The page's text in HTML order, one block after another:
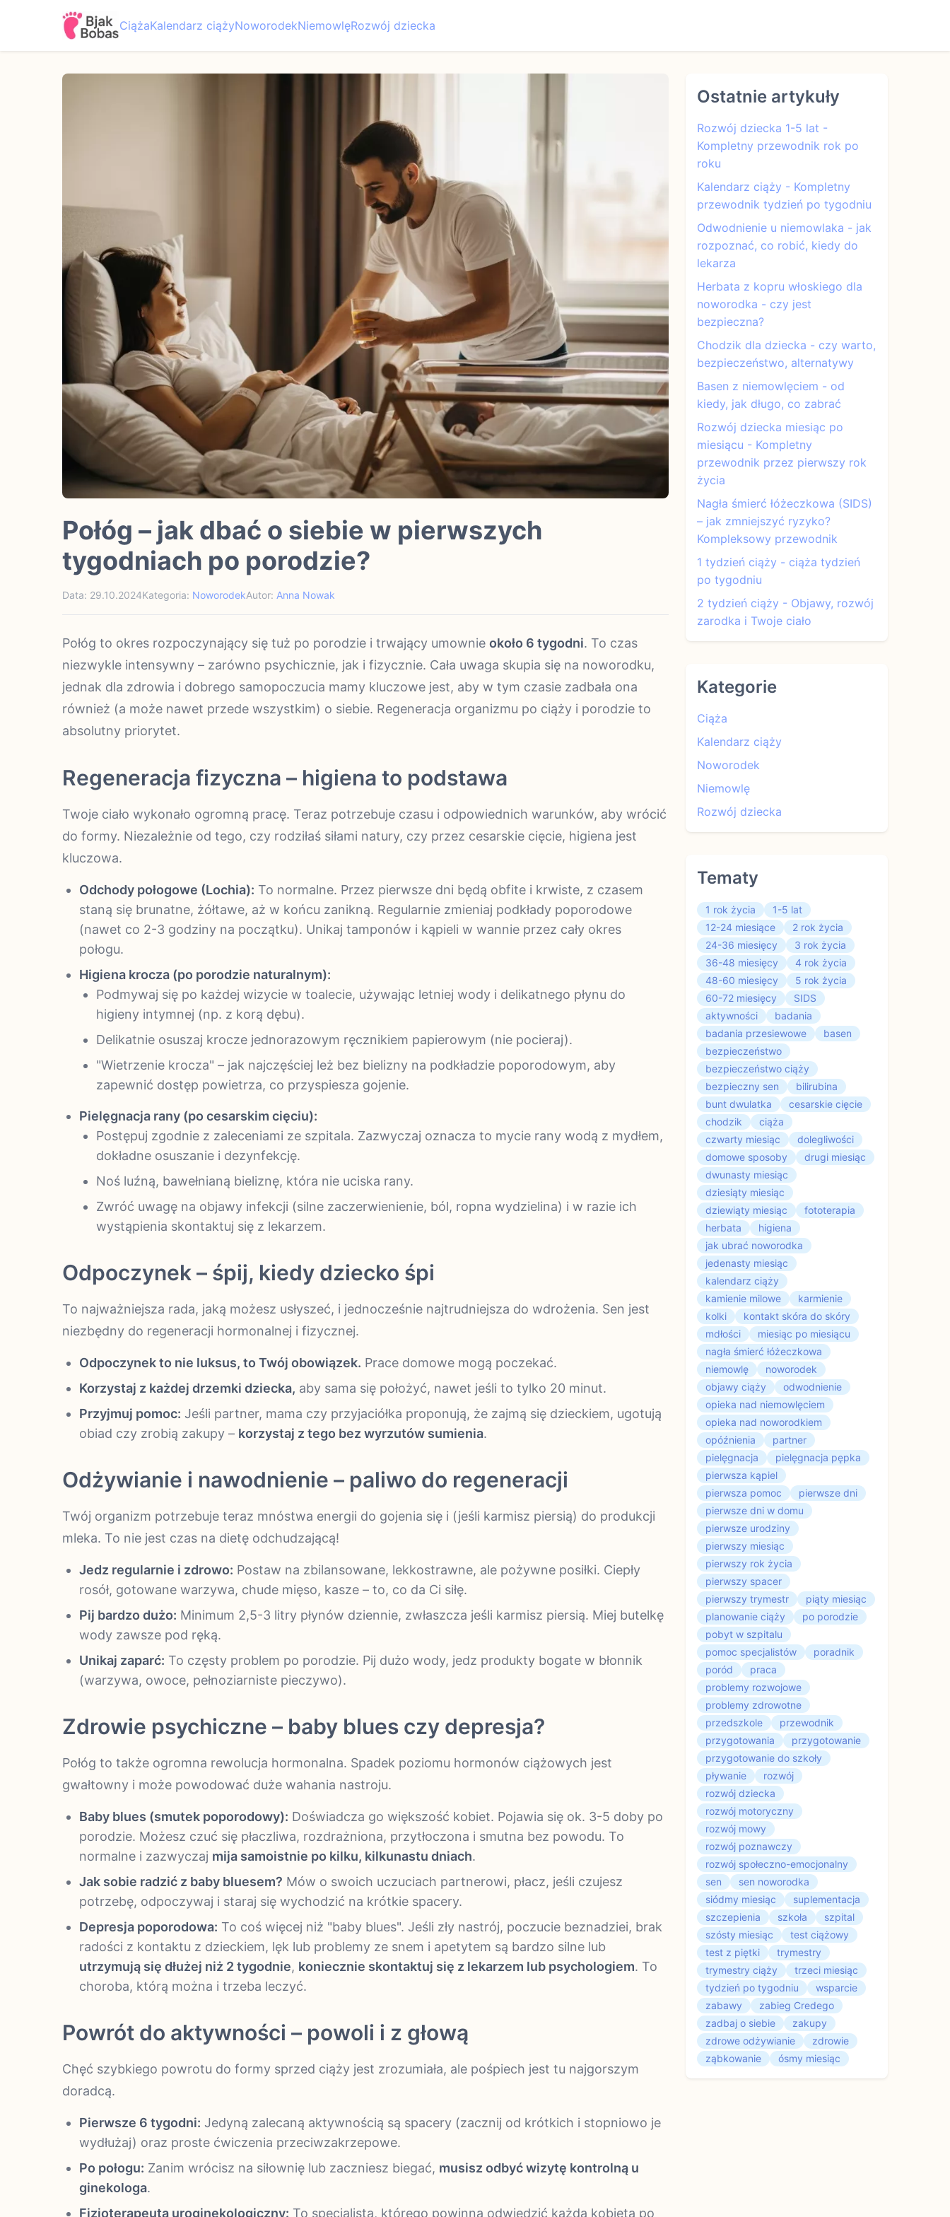
CiążaKalendarz ciążyNoworodekNiemowlęRozwój dziecka
Połóg – jak dbać o siebie w pierwszych
tygodniach po porodzie?
Data: 29.10.2024Kategoria: NoworodekAutor: Anna Nowak
Połóg to okres rozpoczynający się tuż po porodzie i trwający umownie około 6 tygodni. To czas
niezwykle intensywny – zarówno psychicznie, jak i fizycznie. Cała uwaga skupia się na noworodku,
jednak dla zdrowia i dobrego samopoczucia mamy kluczowe jest, aby w tym czasie zadbała ona
również (a może nawet przede wszystkim) o siebie. Regeneracja organizmu po ciąży i porodzie to
absolutny priorytet.
Regeneracja fizyczna – higiena to podstawa
Twoje ciało wykonało ogromną pracę. Teraz potrzebuje czasu i odpowiednich warunków, aby wrócić
do formy. Niezależnie od tego, czy rodziłaś siłami natury, czy przez cesarskie cięcie, higiena jest
kluczowa.
Odchody połogowe (Lochia): To normalne. Przez pierwsze dni będą obfite i krwiste, z czasem
staną się brunatne, żółtawe, aż w końcu zanikną. Regularnie zmieniaj podkłady poporodowe
(nawet co 2-3 godziny na początku). Unikaj tamponów i kąpieli w wannie przez cały okres
połogu.
Higiena krocza (po porodzie naturalnym):
Podmywaj się po każdej wizycie w toalecie, używając letniej wody i delikatnego płynu do
higieny intymnej (np. z korą dębu).
Delikatnie osuszaj krocze jednorazowym ręcznikiem papierowym (nie pocieraj).
"Wietrzenie krocza" – jak najczęściej leż bez bielizny na podkładzie poporodowym, aby
zapewnić dostęp powietrza, co przyspiesza gojenie.
Pielęgnacja rany (po cesarskim cięciu):
Postępuj zgodnie z zaleceniami ze szpitala. Zazwyczaj oznacza to mycie rany wodą z mydłem,
dokładne osuszanie i dezynfekcję.
Noś luźną, bawełnianą bieliznę, która nie uciska rany.
Zwróć uwagę na objawy infekcji (silne zaczerwienienie, ból, ropna wydzielina) i w razie ich
wystąpienia skontaktuj się z lekarzem.
Odpoczynek – śpij, kiedy dziecko śpi
To najważniejsza rada, jaką możesz usłyszeć, i jednocześnie najtrudniejsza do wdrożenia. Sen jest
niezbędny do regeneracji hormonalnej i fizycznej.
Odpoczynek to nie luksus, to Twój obowiązek. Prace domowe mogą poczekać.
Korzystaj z każdej drzemki dziecka, aby sama się położyć, nawet jeśli to tylko 20 minut.
Przyjmuj pomoc: Jeśli partner, mama czy przyjaciółka proponują, że zajmą się dzieckiem, ugotują
obiad czy zrobią zakupy – korzystaj z tego bez wyrzutów sumienia.
Odżywianie i nawodnienie – paliwo do regeneracji
Twój organizm potrzebuje teraz mnóstwa energii do gojenia się i (jeśli karmisz piersią) do produkcji
mleka. To nie jest czas na dietę odchudzającą!
Jedz regularnie i zdrowo: Postaw na zbilansowane, lekkostrawne, ale pożywne posiłki. Ciepły
rosół, gotowane warzywa, chude mięso, kasze – to, co da Ci siłę.
Pij bardzo dużo: Minimum 2,5-3 litry płynów dziennie, zwłaszcza jeśli karmisz piersią. Miej butelkę
wody zawsze pod ręką.
Unikaj zaparć: To częsty problem po porodzie. Pij dużo wody, jedz produkty bogate w błonnik
(warzywa, owoce, pełnoziarniste pieczywo).
Zdrowie psychiczne – baby blues czy depresja?
Połóg to także ogromna rewolucja hormonalna. Spadek poziomu hormonów ciążowych jest
gwałtowny i może powodować duże wahania nastroju.
Baby blues (smutek poporodowy): Doświadcza go większość kobiet. Pojawia się ok. 3-5 doby po
porodzie. Możesz czuć się płaczliwa, rozdrażniona, przytłoczona i smutna bez powodu. To
normalne i zazwyczaj mija samoistnie po kilku, kilkunastu dniach.
Jak sobie radzić z baby bluesem? Mów o swoich uczuciach partnerowi, płacz, jeśli czujesz
potrzebę, odpoczywaj i staraj się wychodzić na krótkie spacery.
Depresja poporodowa: To coś więcej niż "baby blues". Jeśli zły nastrój, poczucie beznadziei, brak
radości z kontaktu z dzieckiem, lęk lub problemy ze snem i apetytem są bardzo silne lub
utrzymują się dłużej niż 2 tygodnie, koniecznie skontaktuj się z lekarzem lub psychologiem. To
choroba, którą można i trzeba leczyć.
Powrót do aktywności – powoli i z głową
Chęć szybkiego powrotu do formy sprzed ciąży jest zrozumiała, ale pośpiech jest tu najgorszym
doradcą.
Pierwsze 6 tygodni: Jedyną zalecaną aktywnością są spacery (zacznij od krótkich i stopniowo je
wydłużaj) oraz proste ćwiczenia przeciwzakrzepowe.
Po połogu: Zanim wrócisz na siłownię lub zaczniesz biegać, musisz odbyć wizytę kontrolną u
ginekologa.
Fizjoterapeuta uroginekologiczny: To specjalista, którego powinna odwiedzić każda kobieta po
Ostatnie artykuły
Rozwój dziecka 1-5 lat -
Kompletny przewodnik rok po
roku
Kalendarz ciąży - Kompletny
przewodnik tydzień po tygodniu
Odwodnienie u niemowlaka - jak
rozpoznać, co robić, kiedy do
lekarza
Herbata z kopru włoskiego dla
noworodka - czy jest
bezpieczna?
Chodzik dla dziecka - czy warto,
bezpieczeństwo, alternatywy
Basen z niemowlęciem - od
kiedy, jak długo, co zabrać
Rozwój dziecka miesiąc po
miesiącu - Kompletny
przewodnik przez pierwszy rok
życia
Nagła śmierć łóżeczkowa (SIDS)
– jak zmniejszyć ryzyko?
Kompleksowy przewodnik
1 tydzień ciąży - ciąża tydzień
po tygodniu
2 tydzień ciąży - Objawy, rozwój
zarodka i Twoje ciało
Kategorie
Ciąża
Kalendarz ciąży
Noworodek
Niemowlę
Rozwój dziecka
Tematy
1 rok życia
1-5 lat
12-24 miesiące
2 rok życia
24-36 miesięcy
3 rok życia
36-48 miesięcy
4 rok życia
48-60 miesięcy
5 rok życia
60-72 miesięcy
SIDS
aktywności
badania
badania przesiewowe
basen
bezpieczeństwo
bezpieczeństwo ciąży
bezpieczny sen
bilirubina
bunt dwulatka
cesarskie cięcie
chodzik
ciąża
czwarty miesiąc
dolegliwości
domowe sposoby
drugi miesiąc
dwunasty miesiąc
dziesiąty miesiąc
dziewiąty miesiąc
fototerapia
herbata
higiena
jak ubrać noworodka
jedenasty miesiąc
kalendarz ciąży
kamienie milowe
karmienie
kolki
kontakt skóra do skóry
mdłości
miesiąc po miesiącu
nagła śmierć łóżeczkowa
niemowlę
noworodek
objawy ciąży
odwodnienie
opieka nad niemowlęciem
opieka nad noworodkiem
opóźnienia
partner
pielęgnacja
pielęgnacja pępka
pierwsza kąpiel
pierwsza pomoc
pierwsze dni
pierwsze dni w domu
pierwsze urodziny
pierwszy miesiąc
pierwszy rok życia
pierwszy spacer
pierwszy trymestr
piąty miesiąc
planowanie ciąży
po porodzie
pobyt w szpitalu
pomoc specjalistów
poradnik
poród
praca
problemy rozwojowe
problemy zdrowotne
przedszkole
przewodnik
przygotowania
przygotowanie
przygotowanie do szkoły
pływanie
rozwój
rozwój dziecka
rozwój motoryczny
rozwój mowy
rozwój poznawczy
rozwój społeczno-emocjonalny
sen
sen noworodka
siódmy miesiąc
suplementacja
szczepienia
szkoła
szpital
szósty miesiąc
test ciążowy
test z piętki
trymestry
trymestry ciąży
trzeci miesiąc
tydzień po tygodniu
wsparcie
zabawy
zabieg Credego
zadbaj o siebie
zakupy
zdrowe odżywianie
zdrowie
ząbkowanie
ósmy miesiąc